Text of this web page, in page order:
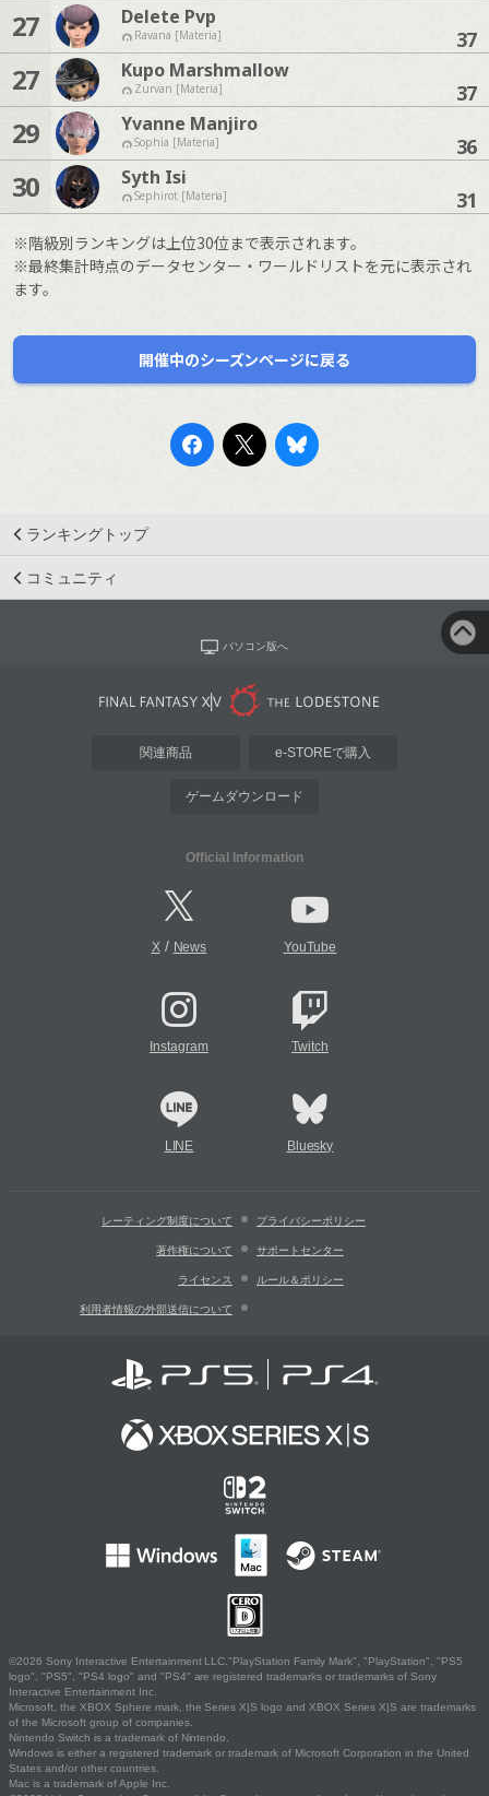
27 Delete Pvp
Ravana [Materia] 37
27 Kupo Marshmallow
Zurvan [Materia] 37
29 Yvanne Manjiro
Sophia [Materia] 36
30 Syth Isi
Sephirot [Materia] 31
※階級別ランキングは上位30位まで表示されます。
※最終集計時点のデータセンター・ワールドリストを元に表示され
ます。
開催中のシーズンページに戻る
ランキングトップ
コミュニティ
パソコン版へ
関連商品 e-STOREで購入
ゲームダウンロード
Official Information
X/ News YouTube
Instagram Twitch
LINE Bluesky
レーティング制度について プライバシーポリシー
著作権について サポートセンター
ライセンス ルール＆ポリシー
利用者情報の外部送信について
©2026 Sony Interactive Entertainment LLC."PlayStation Family Mark", "PlayStation", "PS5
logo", "PS5", "PS4 logo" and "PS4" are registered trademarks or trademarks of Sony
Interactive Entertainment Inc.
Microsoft, the XBOX Sphere mark, the Series X|S logo and XBOX Series X|S are trademarks
of the Microsoft group of companies.
Nintendo Switch is a trademark of Nintendo.
Windows is either a registered trademark or trademark of Microsoft Corporation in the United
States and/or other countries.
Mac is a trademark of Apple Inc.